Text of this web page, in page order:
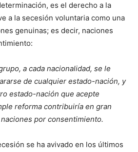
es el derecho a la
a la secesión voluntaria como una
genuinas; es decir, naciones
a cada nacionalidad, se le
de cualquier estado-nación, y
estado-nación que acepte
reforma contribuiría en gran
por consentimiento.
se ha avivado en los últimos